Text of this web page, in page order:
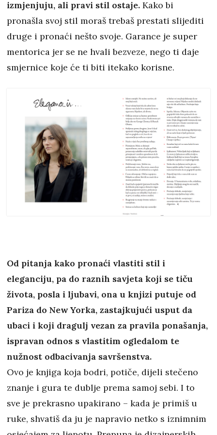
izmjenjuju, ali pravi stil ostaje. Kako bi
pronašla svoj stil moraš trebaš prestati slijediti
druge i pronaći nešto svoje. Garance je super
mentorica jer se ne hvali bezveze, nego ti daje
smjernice koje će ti biti itekako korisne.
Od pitanja kako pronaći vlastiti stil i
eleganciju, pa do raznih savjeta koji se tiču
života, posla i ljubavi, ona u knjizi putuje od
Pariza do New Yorka, zastajkujući usput da
ubaci i koji dragulj vezan za pravila ponašanja,
ispravan odnos s vlastitim ogledalom te
nužnost odbacivanja savršenstva.
Ovo je knjiga koja bodri, potiče, dijeli stečeno
znanje i gura te dublje prema samoj sebi. I to
sve je prekrasno upakirano – kada je primiš u
ruke, shvatiš da ju je napravio netko s iznimnim